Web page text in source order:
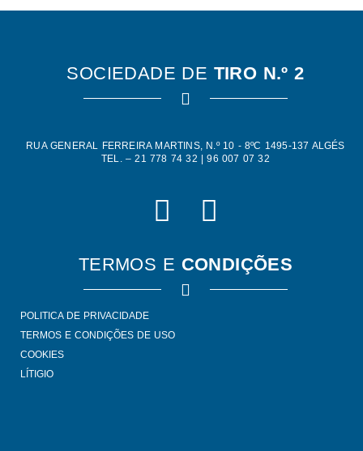
SOCIEDADE DE TIRO N.º 2
RUA GENERAL FERREIRA MARTINS, N.º 10 - 8ºC 1495-137 ALGÉS
TEL. – 21 778 74 32 | 96 007 07 32
TERMOS E CONDIÇÕES
POLITICA DE PRIVACIDADE
TERMOS E CONDIÇÕES DE USO
COOKIES
LÍTIGIO